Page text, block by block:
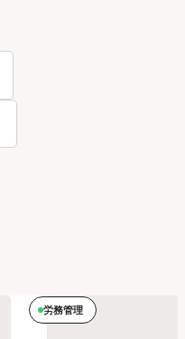
労務管理